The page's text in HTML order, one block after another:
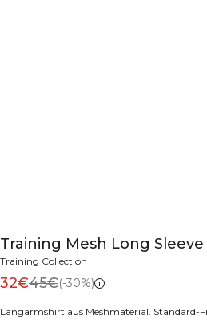
Training Mesh Long
Training Collection
32€45€(-30%)
Langarmshirt aus Meshmaterial. Standard-